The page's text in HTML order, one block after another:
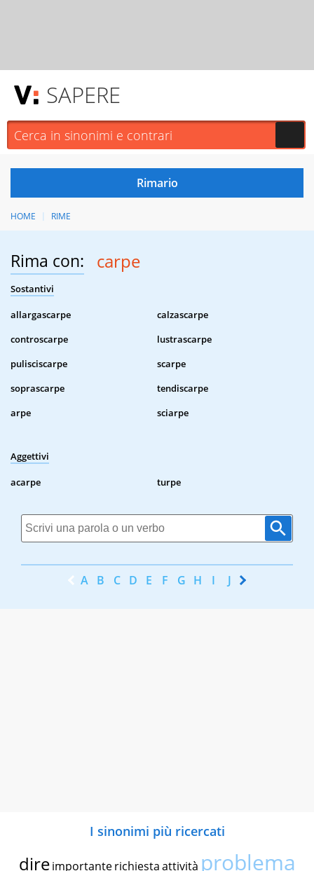
SAPERE
HOME RIME
Rima con: carpe
Sostantivi
allargascarpe
calzascarpe
controscarpe
lustrascarpe
pulisciscarpe
scarpe
soprascarpe
tendiscarpe
arpe
sciarpe
Aggettivi
acarpe turpe
A B C D E F G H I J K
I sinonimi più ricercati
dire importante richiestaattività problema